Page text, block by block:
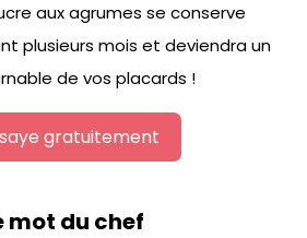
aux agrumes se conserve
plusieurs mois et deviendra un
de vos placards !
gratuitement
mot du chef